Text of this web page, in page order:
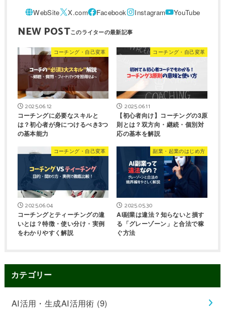
NEW POST
コーチング・自己変革
2025.06.12
コーチングに必要なスキルと
は？初心者が身につけるべき3つ
の基本能力
コーチング・自己変革
2025.06.11
【初心者向け】コーチングの3原
則とは？双方向・継続・個別対
応の基本を解説
コーチング・自己変革
2025.06.04
コーチングとティーチングの違
いとは？特徴・使い分け・実例
をわかりやすく解説
副業・起業のはじめ方
2025.05.30
AI副業は違法？知らないと損す
る「グレーゾーン」と合法で稼
ぐ方法
カテゴリー
AI活用・生成AI活用術 (9)